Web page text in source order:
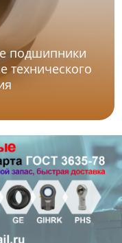
подшипники
технического